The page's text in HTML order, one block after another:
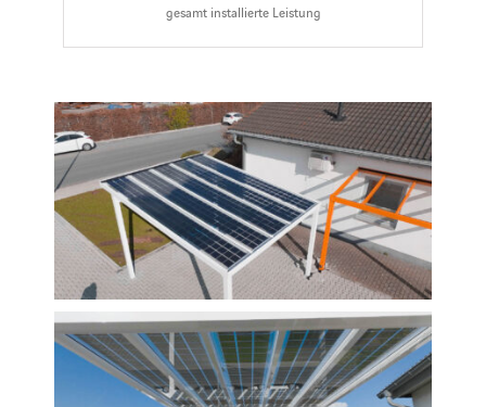
gesamt installierte Leistung